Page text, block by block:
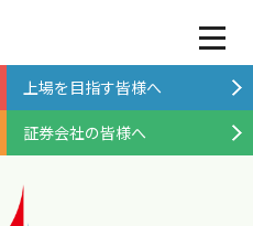
上場を目指す皆様へ
証券会社の皆様へ